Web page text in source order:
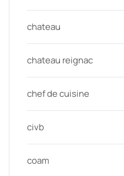
chateau
chateau reignac
chef de cuisine
civb
coam